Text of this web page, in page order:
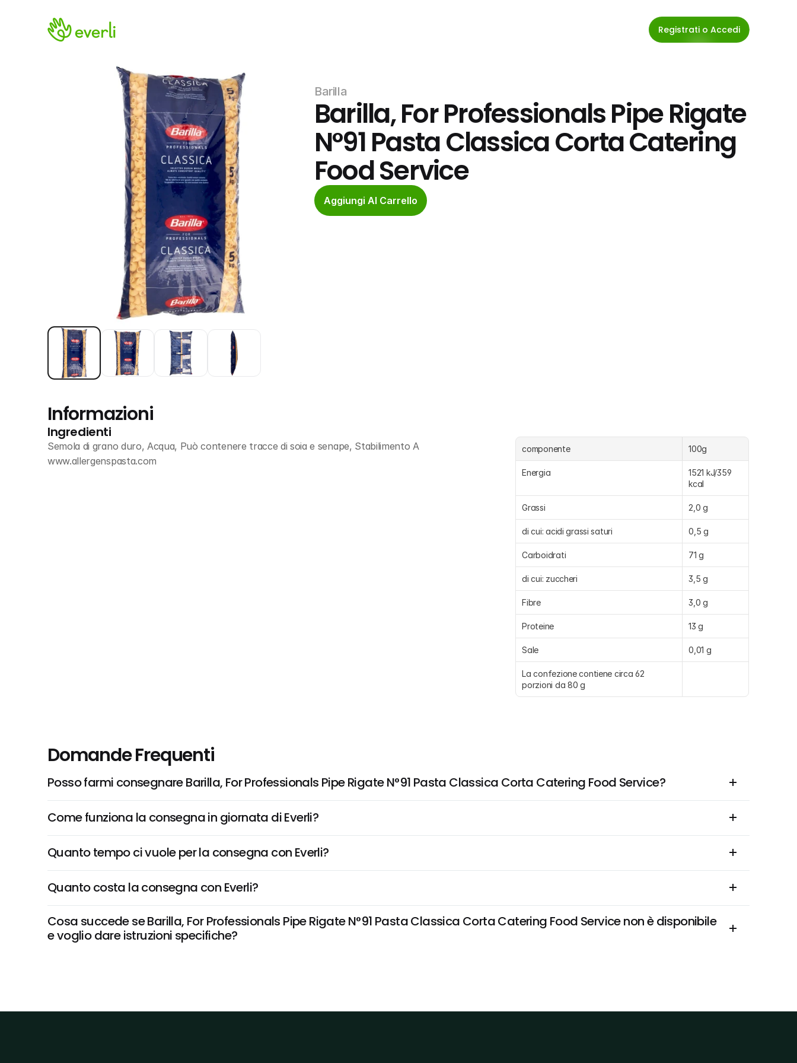
Registrati o Accedi
Barilla
Barilla, For Professionals Pipe Rigate
N°91 Pasta Classica Corta Catering
Food Service
Aggiungi Al Carrello
Informazioni
Ingredienti
Semola di grano duro, Acqua, Può contenere tracce di soia e senape, Stabilimento A
www.allergenspasta.com
componente 100g
Energia
1521 kJ/359
kcal
Grassi 2,0 g
di cui: acidi grassi saturi 0,5 g
Carboidrati 71 g
di cui: zuccheri 3,5 g
Fibre 3,0 g
Proteine 13 g
Sale 0,01 g
La confezione contiene circa 62
porzioni da 80 g
Domande Frequenti
Posso farmi consegnare Barilla, For Professionals Pipe Rigate N°91 Pasta Classica Corta Catering Food Service?
Come funziona la consegna in giornata di Everli?
Quanto tempo ci vuole per la consegna con Everli?
Quanto costa la consegna con Everli?
Cosa succede se Barilla, For Professionals Pipe Rigate N°91 Pasta Classica Corta Catering Food Service non è disponibile
e voglio dare istruzioni specifiche?